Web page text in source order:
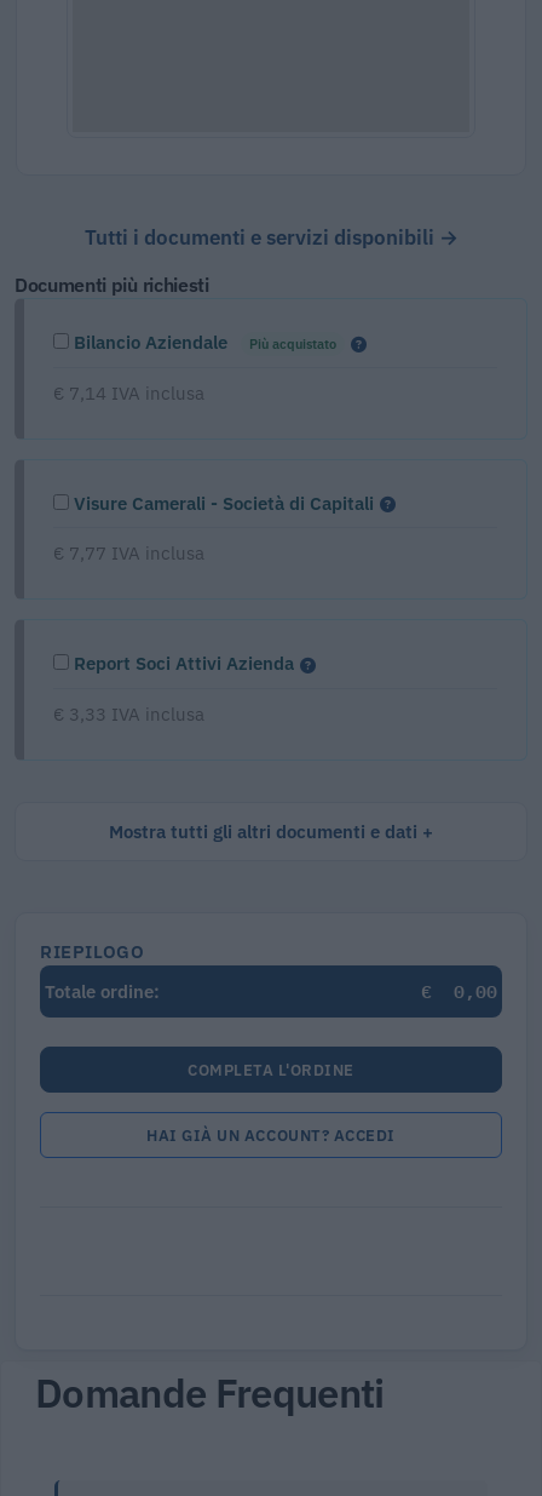
Tutti i documenti e servizi disponibili →
Documenti più richiesti
Bilancio Aziendale Più acquistato
€ 7,14 IVA inclusa
Visure Camerali - Società di Capitali
€ 7,77 IVA inclusa
Report Soci Attivi Azienda
€ 3,33 IVA inclusa
Mostra tutti gli altri documenti e dati
RIEPILOGO
Totale ordine:
€ 0,00
COMPLETA L'ORDINE
HAI GIÀ UN ACCOUNT? ACCEDI
Domande Frequenti